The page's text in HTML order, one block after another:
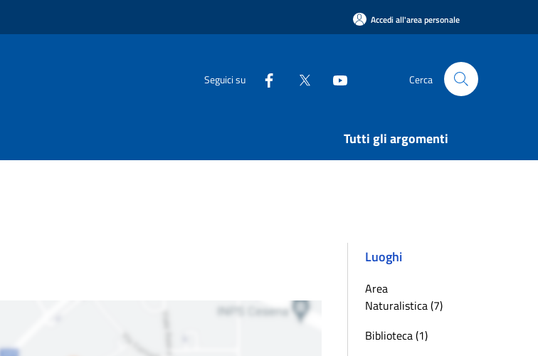
Accedi all'area personale
Seguici su Cerca
Tutti gli argomenti
Luoghi
Area
Naturalistica (7)
Biblioteca (1)